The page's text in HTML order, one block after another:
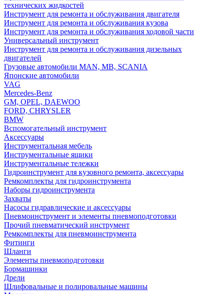
технических жидкостей
Инструмент для ремонта и обслуживания двигателя
Инструмент для ремонта и обслуживания кузова
Инструмент для ремонта и обслуживания ходовой части
Универсальный инструмент
Инструмент для ремонта и обслуживания дизельных
двигателей
Грузовые автомобили MAN, MB, SCANIA
Японские автомобили
VAG
Mercedes-Benz
GM, OPEL, DAEWOO
FORD, CHRYSLER
BMW
Вспомогательный инструмент
Аксессуары
Инструментальная мебель
Инструментальные ящики
Инструментальные тележки
Гидроинструмент для кузовного ремонта, аксессуары
Ремкомплекты для гидроинструмента
Наборы гидроинструмента
Захваты
Насосы гидравлические и аксессуары
Пневмоинструмент и элементы пневмоподготовки
Прочий пневматический инструмент
Ремкомплекты для пневмоинструмента
Фитинги
Шланги
Элементы пневмоподготовки
Бормашинки
Дрели
Шлифовальные и полировальные машины